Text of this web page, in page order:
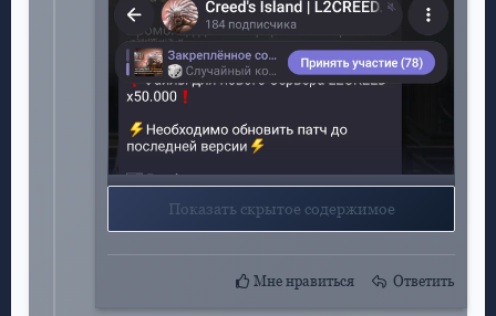
Показать скрытое содержимое
Мне нравиться Ответить